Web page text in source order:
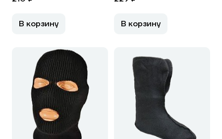
В корзину В корзину